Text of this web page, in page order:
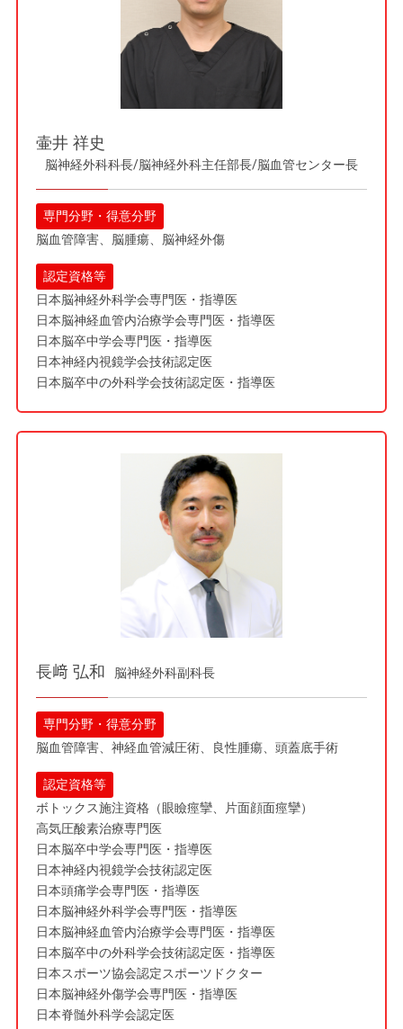
壷井 祥史
脳神経外科科長/脳神経外科主任部長/脳血管センター長
専門分野・得意分野
脳血管障害、脳腫瘍、脳神経外傷
認定資格等
日本脳神経外科学会専門医・指導医
日本脳神経血管内治療学会専門医・指導医
日本脳卒中学会専門医・指導医
日本神経内視鏡学会技術認定医
日本脳卒中の外科学会技術認定医・指導医
長﨑 弘和 脳神経外科副科長
専門分野・得意分野
脳血管障害、神経血管減圧術、良性腫瘍、頭蓋底手術
認定資格等
ボトックス施注資格（眼瞼痙攣、片面顔面痙攣）
高気圧酸素治療専門医
日本脳卒中学会専門医・指導医
日本神経内視鏡学会技術認定医
日本頭痛学会専門医・指導医
日本脳神経外科学会専門医・指導医
日本脳神経血管内治療学会専門医・指導医
日本脳卒中の外科学会技術認定医・指導医
日本スポーツ協会認定スポーツドクター
日本脳神経外傷学会専門医・指導医
日本脊髄外科学会認定医